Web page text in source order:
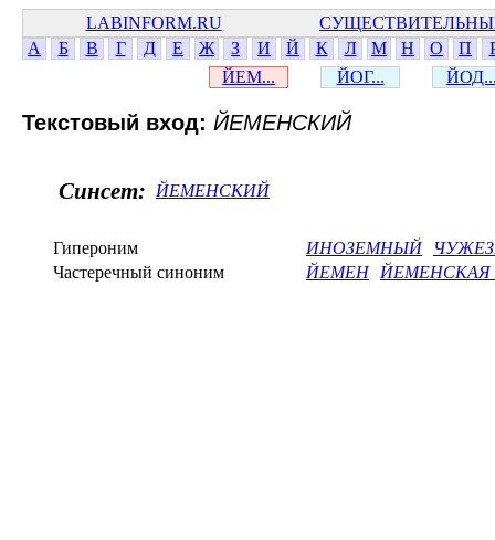
LABINFORM.RU
А
Б В Г Д Е Ж З И Й К Л М Н О П
ЙЕМ...
ЙОГ...
Текстовый вход: ЙЕМЕНСКИЙ
Синсет: ЙЕМЕНСКИЙ
Гипероним ИНОЗЕМНЫЙ
Частеречный синоним
ЙЕМЕН ЙЕМЕНСКАЯ